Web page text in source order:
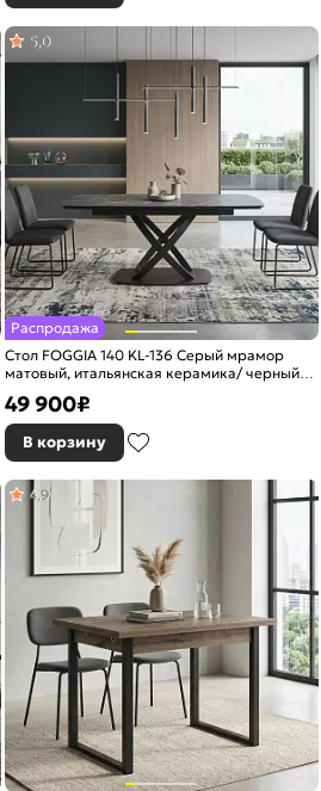
Распродажа
Стол FOGGIA 140 KL-136 Серый мрамор
матовый, итальянская керамика/ черный
5,0
49 900₽
В корзину
4,9